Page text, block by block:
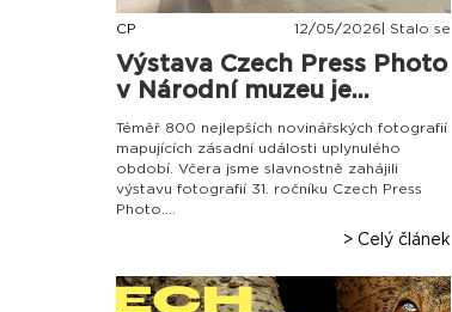
CP 12/05/2026| Stalo se
Výstava Czech Press Photo
v Národní muzeu je...
Téměř 800 nejlepších novinářských fotografií
mapujících zásadní události uplynulého
období. Včera jsme slavnostně zahájili
výstavu fotografií 31. ročníku Czech Press
Photo....
> Celý článek